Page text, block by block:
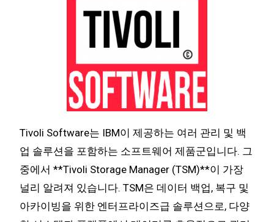
Tivoli Software는 IBM이 제공하는 여러 관리 및 백
업 솔루션을 포함하는 소프트웨어 제품군입니다. 그
중에서 **Tivoli Storage Manager (TSM)**이 가장
널리 알려져 있습니다. TSM은 데이터 백업, 복구 및
아카이빙을 위한 엔터프라이즈급 솔루션으로, 다양